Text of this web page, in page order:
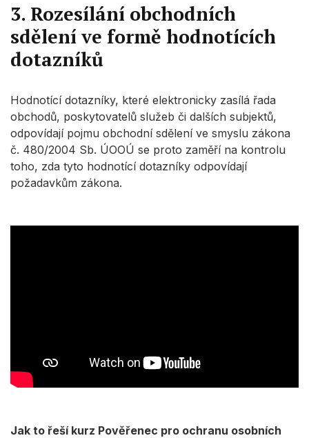
3. Rozesílání obchodních
sdělení ve formě hodnotících
dotazníků
Hodnotící dotazníky, které elektronicky zasílá řada
obchodů, poskytovatelů služeb či dalších subjektů,
odpovídají pojmu obchodní sdělení ve smyslu zákona
č. 480/2004 Sb. ÚOOÚ se proto zaměří na kontrolu
toho, zda tyto hodnotící dotazníky odpovídají
požadavkům zákona.
Jak to řeší kurz Pověřenec pro ochranu osobních